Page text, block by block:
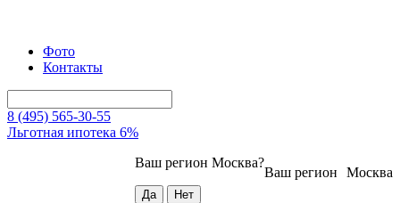
Фото
Контакты
8 (495) 565-30-55
Льготная ипотека 6%
Москва
Ваш регион
Ваш регион Москва?